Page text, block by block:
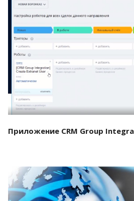
Смотреть проект
Приложение CRM Group